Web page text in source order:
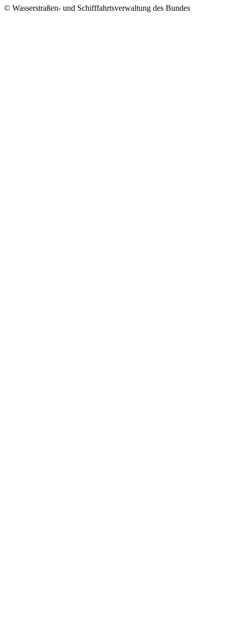
© Wasserstraßen- und Schifffahrtsverwaltung des Bundes